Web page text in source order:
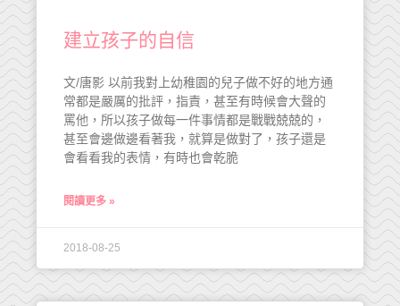
建立孩子的自信
文/唐影 以前我對上幼稚園的兒子做不好的地方通
常都是嚴厲的批評，指責，甚至有時候會大聲的
罵他，所以孩子做每一件事情都是戰戰兢兢的，
甚至會邊做邊看著我，就算是做對了，孩子還是
會看看我的表情，有時也會乾脆
閱讀更多 »
2018-08-25